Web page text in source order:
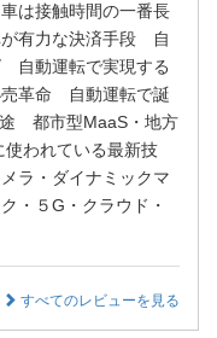
は接触時間の一番長
有力な決済手段 自
自動運転で実現する
革命 自動運転で誕
都市型MaaS・地方
われている最新技
ラ・ダイナミックマ
・５G・クラウド・
すべてのレビューを見る